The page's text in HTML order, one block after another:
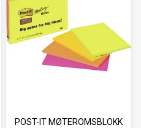
POST-IT MØTEROMSBLOKK